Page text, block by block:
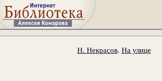
Н. Некрасов. На улице